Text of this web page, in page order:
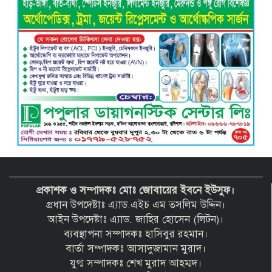
এম. জুলফিকারের ওপর অতর্কিত হামলা:
তীব্র নিন্দা ও শাস্তির দাবি
প্রকাশক ও সম্পাদকঃ মোঃ জোবায়ের ইবনে ইউসুফ।
প্রধান উপদেষ্টাঃ এ্যাড.এইচ এম তসলিম উদ্দিন।
আইন উপদেষ্টাঃ এ্যাড. জাহির হোসেন (লিটন)।
ব্যবস্থাপনা সম্পাদকঃ হাসিবুর রহমান।
বার্তা সম্পাদকঃ আসাদুজামান মুরাদ।
যুগ্ম সম্পাদকঃ শেখ মুরাদ আহম্মদ।